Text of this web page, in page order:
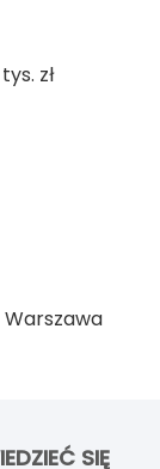
zł
Warszawa
SIĘ